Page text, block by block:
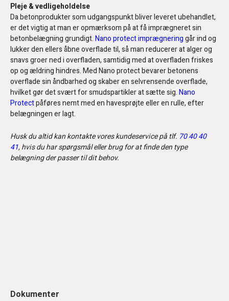
Pleje & vedligeholdelse
Da betonprodukter som udgangspunkt bliver leveret ubehandlet,
er det vigtig at man er opmærksom på at få imprægneret sin
betonbelægning grundigt.Nano protect imprægneringgår ind og
lukker den ellers åbne overflade til, så man reducerer at alger og
snavs groer ned i overfladen, samtidig med at overfladen friskes
op og ældring hindres. Med Nano protect bevarer betonens
overflade sin åndbarhed og skaber en selvrensende overflade,
hvilket gør det svært for smudspartikler at sætte sig.Nano
Protectpåføres nemt med en havesprøjte eller en rulle, efter
belægningen er lagt.
Husk du altid kan kontakte vores kundeservice på tlf. 70 40 40
41, hvis du har spørgsmål eller brug for at finde den type
belægning der passer til dit behov.
Dokumenter